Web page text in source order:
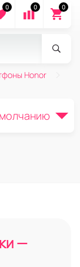
0 0 0
Honor
—